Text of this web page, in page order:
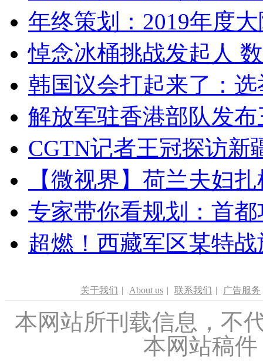
年终策划：2019年度
悼念冰桶挑战发起人
韩国议会打起来了：
解放军驻香港部队发
CGTN记者王冠探访新
【微视界】荷兰夫妇
专家带你看规划：首
超燃！西藏军区某特
关于我们 | About us | 联系我们 | 广告服务
本网站所刊载信息，不
本网站稿